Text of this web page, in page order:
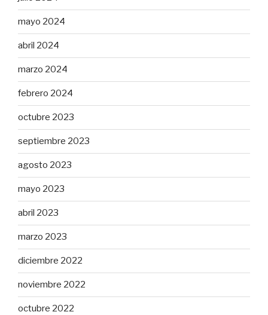
mayo 2024
abril 2024
marzo 2024
febrero 2024
octubre 2023
septiembre 2023
agosto 2023
mayo 2023
abril 2023
marzo 2023
diciembre 2022
noviembre 2022
octubre 2022